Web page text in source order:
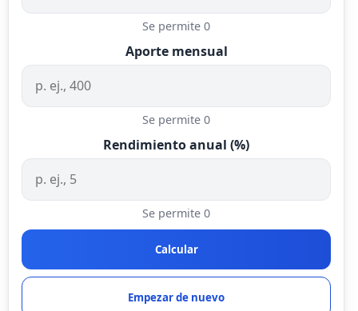
Se permite 0
Aporte mensual
Se permite 0
Rendimiento anual (%)
Se permite 0
Calcular
Empezar de nuevo